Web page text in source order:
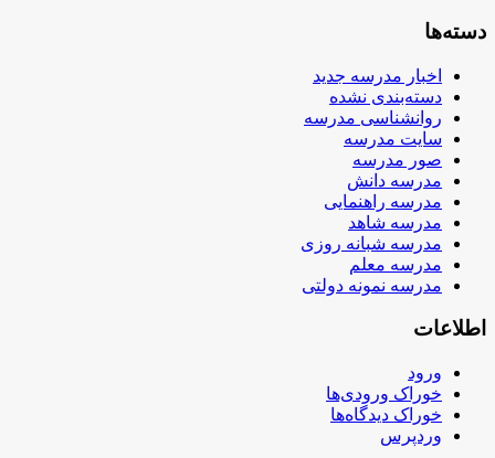
دسته‌ها
اخبار مدرسه جدید
دسته‌بندی نشده
روانشناسی مدرسه
سایت مدرسه
صور مدرسه
مدرسه دانش
مدرسه راهنمایی
مدرسه شاهد
مدرسه شبانه روزی
مدرسه معلم
مدرسه نمونه دولتی
اطلاعات
ورود
خوراک ورودی‌ها
خوراک دیدگاه‌ها
وردپرس